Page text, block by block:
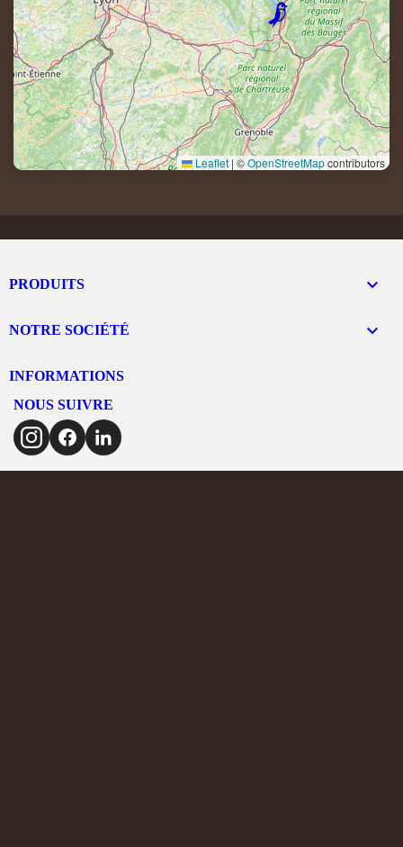
Leaflet | ©OpenStreetMapcontributors
PRODUITS 
NOTRE SOCIÉTÉ 
INFORMATIONS
NOUS SUIVRE